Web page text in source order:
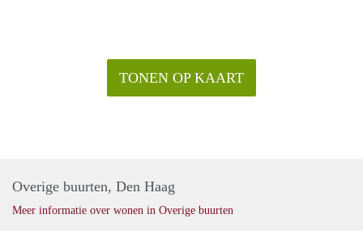
TONEN OP KAART
Overige buurten, Den Haag
Meer informatie over wonen in Overige buurten